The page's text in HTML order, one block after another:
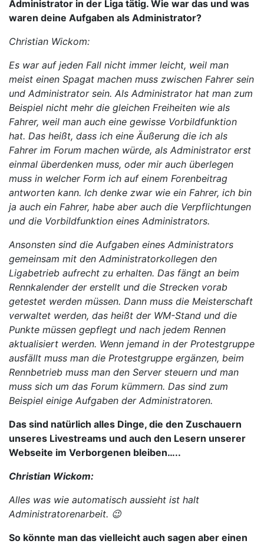
Administrator in der Liga tätig. Wie war das und was
waren deine Aufgaben als Administrator?
Christian Wickom:
Es war auf jeden Fall nicht immer leicht, weil man
meist einen Spagat machen muss zwischen Fahrer sein
und Administrator sein. Als Administrator hat man zum
Beispiel nicht mehr die gleichen Freiheiten wie als
Fahrer, weil man auch eine gewisse Vorbildfunktion
hat. Das heißt, dass ich eine Äußerung die ich als
Fahrer im Forum machen würde, als Administrator erst
einmal überdenken muss, oder mir auch überlegen
muss in welcher Form ich auf einem Forenbeitrag
antworten kann. Ich denke zwar wie ein Fahrer, ich bin
ja auch ein Fahrer, habe aber auch die Verpflichtungen
und die Vorbildfunktion eines Administrators.
Ansonsten sind die Aufgaben eines Administrators
gemeinsam mit den Administratorkollegen den
Ligabetrieb aufrecht zu erhalten. Das fängt an beim
Rennkalender der erstellt und die Strecken vorab
getestet werden müssen. Dann muss die Meisterschaft
verwaltet werden, das heißt der WM-Stand und die
Punkte müssen gepflegt und nach jedem Rennen
aktualisiert werden. Wenn jemand in der Protestgruppe
ausfällt muss man die Protestgruppe ergänzen, beim
Rennbetrieb muss man den Server steuern und man
muss sich um das Forum kümmern. Das sind zum
Beispiel einige Aufgaben der Administratoren.
Das sind natürlich alles Dinge, die den Zuschauern
unseres Livestreams und auch den Lesern unserer
Webseite im Verborgenen bleiben…..
Christian Wickom:
Alles was wie automatisch aussieht ist halt
Administratorenarbeit. 😉
So könnte man das vielleicht auch sagen aber einen